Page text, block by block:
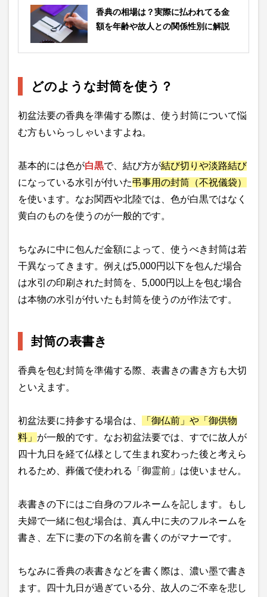
香典の相場は？実際に払われてる金
額を年齢や故人との関係性別に解説
どのような封筒を使う？
初盆法要の香典を準備する際は、使う封筒について悩
む方もいらっしゃいますよね。
基本的には色が白黒で、結び方が結び切りや淡路結び
になっている水引が付いた弔事用の封筒（不祝儀袋）
を使います。なお関西や北陸では、色が白黒ではなく
黄白のものを使うのが一般的です。
ちなみに中に包んだ金額によって、使うべき封筒は若
干異なってきます。例えば5,000円以下を包んだ場合
は水引の印刷された封筒を、5,000円以上を包む場合
は本物の水引が付いたも封筒を使うのが作法です。
封筒の表書き
香典を包む封筒を準備する際、表書きの書き方も大切
といえます。
初盆法要に持参する場合は、
「御仏前」や「御供物
料」 が一般的です。なお初盆法要では、すでに故人が
四十九日を経て仏様として生まれ変わった後と考えら
れるため、葬儀で使われる「御霊前」は使いません。
表書きの下にはご自身のフルネームを記します。もし
夫婦で一緒に包む場合は、真ん中に夫のフルネームを
書き、左下に妻の下の名前を書くのがマナーです。
ちなみに香典の表書きなどを書く際は、濃い墨で書き
ます。四十九日が過ぎている分、故人のご不幸を悲し